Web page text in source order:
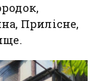
Прилісне,